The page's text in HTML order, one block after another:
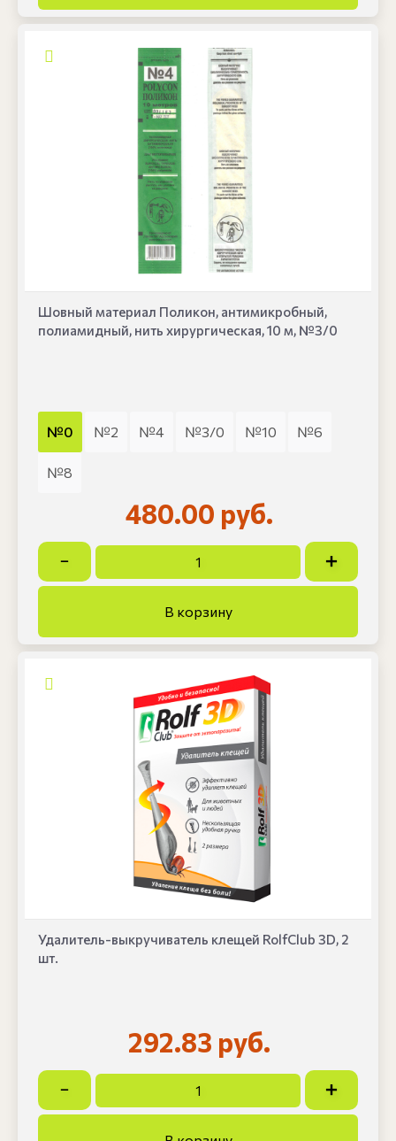
Шовный материал Поликон, антимикробный,
полиамидный, нить хирургическая, 10 м, №3/0
№0 №2 №4 №3/0 №10 №6
№8
480.00 руб.
Удалитель-выкручиватель клещей RolfClub 3D, 2
шт.
292.83 руб.